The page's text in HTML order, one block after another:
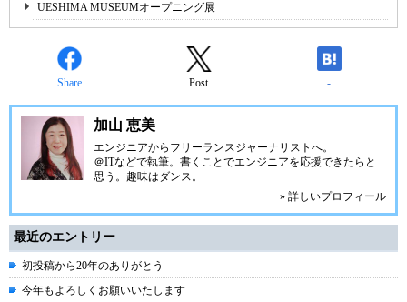
UESHIMA MUSEUMオープニング展
Share Post -
加山 恵美
エンジニアからフリーランスジャーナリストへ。
＠ITなどで執筆。書くことでエンジニアを応援できたらと
思う。趣味はダンス。
» 詳しいプロフィール
最近のエントリー
初投稿から20年のありがとう
今年もよろしくお願いいたします